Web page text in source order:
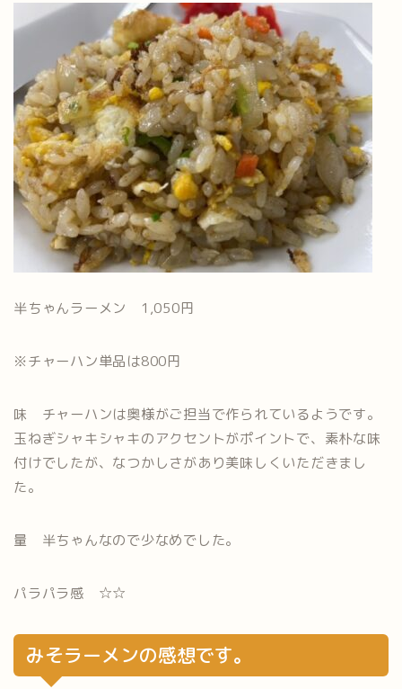
半ちゃんラーメン 1,050円
※チャーハン単品は800円
味 チャーハンは奥様がご担当で作られているようです。
玉ねぎシャキシャキのアクセントがポイントで、素朴な味
付けでしたが、なつかしさがあり美味しくいただきまし
た。
量 半ちゃんなので少なめでした。
パラパラ感 ☆☆
みそラーメンの感想です。